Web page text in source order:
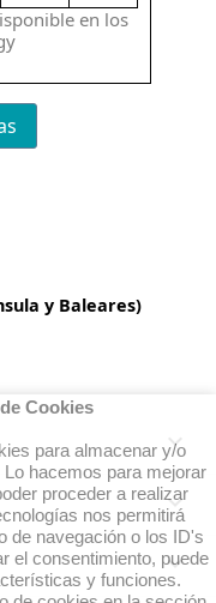
en los
y Baleares)



Cookies
para almacenar y/o
hacemos para mejorar
proceder a realizar
nos permitirá
de navegación o los ID's
el consentimiento, puede
y funciones.